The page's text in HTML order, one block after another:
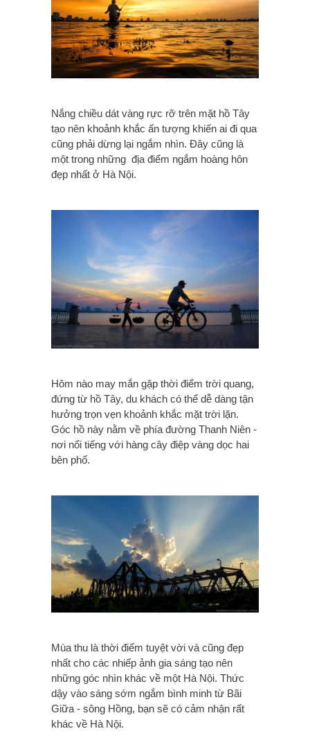
Nắng chiều dát vàng rực rỡ trên mặt hồ Tây
tạo nên khoảnh khắc ấn tượng khiến ai đi qua
cũng phải dừng lại ngắm nhìn. Đây cũng là
một trong những địa điểm ngắm hoàng hôn
đẹp nhất ở Hà Nội.
Hôm nào may mắn gặp thời điểm trời quang,
đứng từ hồ Tây, du khách có thể dễ dàng tận
hưởng trọn vẹn khoảnh khắc mặt trời lặn.
Góc hồ này nằm về phía đường Thanh Niên -
nơi nổi tiếng với hàng cây điệp vàng dọc hai
bên phố.
Mùa thu là thời điểm tuyệt vời và cũng đẹp
nhất cho các nhiếp ảnh gia sáng tạo nên
những góc nhìn khác về một Hà Nội. Thức
dậy vào sáng sớm ngắm bình minh từ Bãi
Giữa - sông Hồng, bạn sẽ có cảm nhận rất
khác về Hà Nội.